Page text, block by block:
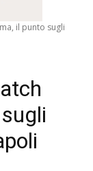
il punto sugli